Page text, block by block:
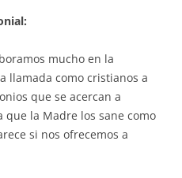
mucho en la
llamada como cristianos a
que se acercan a
que la Madre los sane como
si nos ofrecemos a